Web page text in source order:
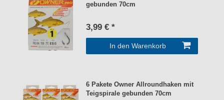
gebunden 70cm
3,99 € *
In den Warenkorb
6 Pakete Owner Allroundhaken mit
Teigspirale gebunden 70cm